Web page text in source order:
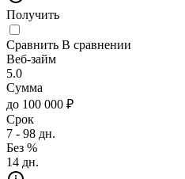
Получить
Сравнить В сравнении
Веб-займ
5.0
Сумма
до 100 000 ₽
Срок
7 - 98 дн.
Без %
14 дн.